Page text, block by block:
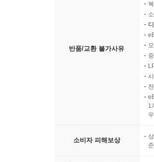
반품/교환 불가사유
1
소비자 피해보상